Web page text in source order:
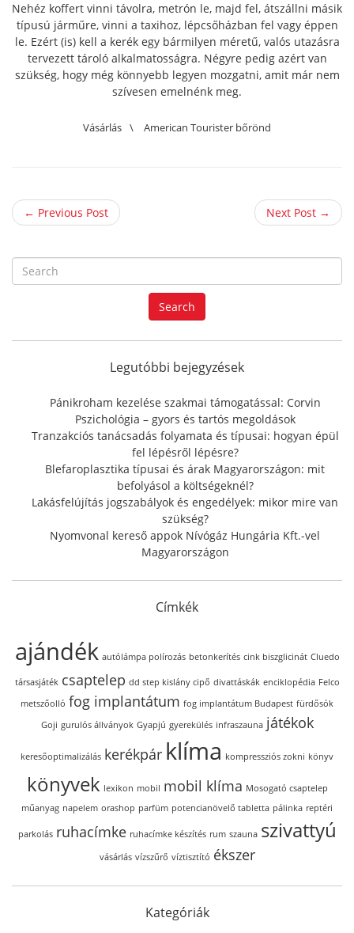
Nehéz koffert vinni távolra, metrón le, majd fel, átszállni másik
típusú járműre, vinni a taxihoz, lépcsőházban fel vagy éppen
le. Ezért (is) kell a kerék egy bármilyen méretű, valós utazásra
tervezett tároló alkalmatosságra. Négyre pedig azért van
szükség, hogy még könnyebb legyen mozgatni, amit már nem
szívesen emelnénk meg.
Vásárlás \ American Tourister bőrönd
← Previous Post Next Post →
e
r
f
r
:
Search
Legutóbbi bejegyzések
Pánikroham kezelése szakmai támogatással: Corvin
Pszichológia – gyors és tartós megoldások
Tranzakciós tanácsadás folyamata és típusai: hogyan épül
fel lépésről lépésre?
Blefaroplasztika típusai és árak Magyarországon: mit
befolyásol a költségeknél?
Lakásfelújítás jogszabályok és engedélyek: mikor mire van
szükség?
Nyomvonal kereső appok Nívógáz Hungária Kft.-vel
Magyarországon
Címkék
ajándék autólámpa polírozás betonkerítés cink biszglicinát Cluedo
társasjáték csaptelep dd step kislány cipő divattáskák enciklopédia Felco
metszőolló fog implantátum fog implantátum Budapest fürdősók
Goji gurulós állványok Gyapjú gyerekülés infraszauna játékok
keresőoptimalizálás kerékpár klíma kompressziós zokni könyv
könyvek lexikon mobil mobil klíma Mosogató csaptelep
műanyag napelem orashop parfüm potencianövelő tabletta pálinka reptéri
parkolás ruhacímke ruhacímke készítés rum szauna szivattyú
vásárlás vízszűrő víztisztító ékszer
Kategóriák